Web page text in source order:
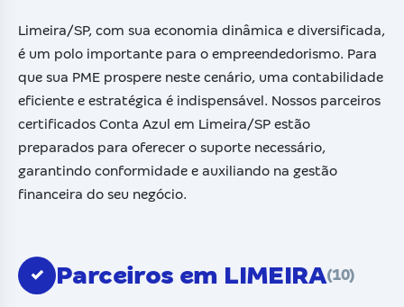
Limeira/SP, com sua economia dinâmica e diversificada,
é um polo importante para o empreendedorismo. Para
que sua PME prospere neste cenário, uma contabilidade
eficiente e estratégica é indispensável. Nossos parceiros
certificados Conta Azul em Limeira/SP estão
preparados para oferecer o suporte necessário,
garantindo conformidade e auxiliando na gestão
financeira do seu negócio.
✓ Parceiros em LIMEIRA(10)